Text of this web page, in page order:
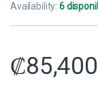
Availability:6
₡